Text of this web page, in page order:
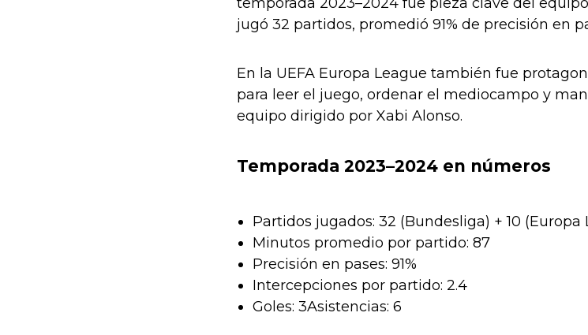
jugó 32 partidos, promedió 91% de precisión en
En la UEFA Europa League también fue
para leer el juego, ordenar el mediocampo y
equipo dirigido por Xabi Alonso.
Temporada 2023–2024 en números
Partidos jugados: 32 (Bundesliga) + 10 (Europa
Minutos promedio por partido: 87
Precisión en pases: 91%
Intercepciones por partido: 2.4
Goles: 3Asistencias: 6